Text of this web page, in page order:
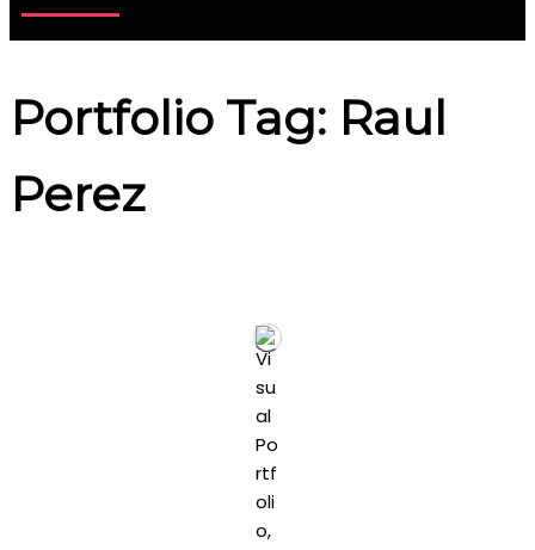
Portfolio Tag: Raul
Perez